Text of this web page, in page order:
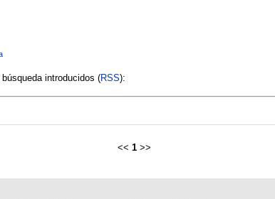
introducidos (RSS):
<< 1 >>